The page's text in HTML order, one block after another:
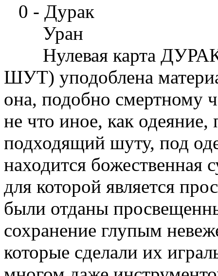
0 - Дурак
Уран
Нулевая карта ДУРАК
ШУТ) уподоблена
она, подобно смертному
не что иное, как
подходящий шуту, под
находится божественная
для которой является
были отданы
сохранение глупым
которые сделали их